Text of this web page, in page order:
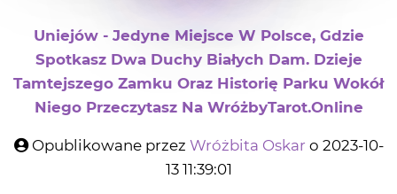
Uniejów - Jedyne Miejsce W Polsce, Gdzie
Spotkasz Dwa Duchy Białych Dam. Dzieje
Tamtejszego Zamku Oraz Historię Parku Wokół
Niego Przeczytasz Na WróżbyTarot.Online
Opublikowane przez Wróżbita Oskar o 2023-10-
13 11:39:01